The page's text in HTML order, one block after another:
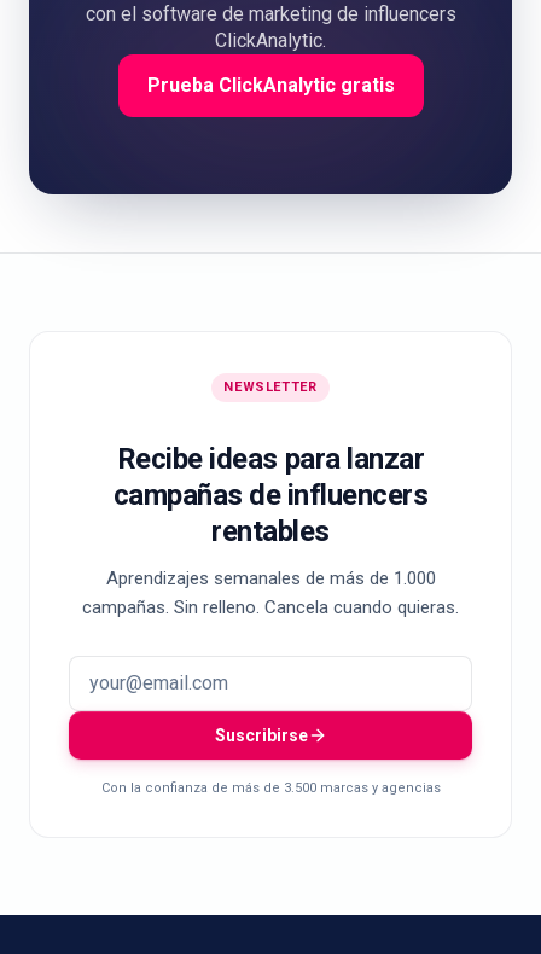
con el software de marketing de influencers
ClickAnalytic.
Prueba ClickAnalytic gratis
NEWSLETTER
Recibe ideas para lanzar
campañas de influencers
rentables
Aprendizajes semanales de más de 1.000
campañas. Sin relleno. Cancela cuando quieras.
Suscribirse
Con la confianza de más de 3.500 marcas y agencias